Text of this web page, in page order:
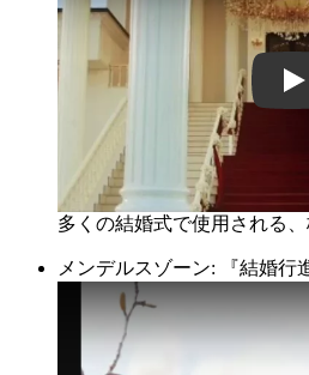
多くの結婚式で使用される、
メンデルスゾーン: 『結婚行